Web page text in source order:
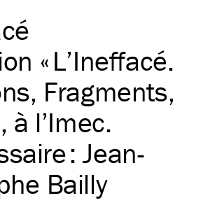
« L’Ineffacé.
Fragments,
à l’Imec.
: Jean-
Bailly